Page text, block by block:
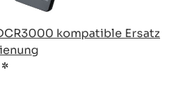
kompatible Ersatz
*